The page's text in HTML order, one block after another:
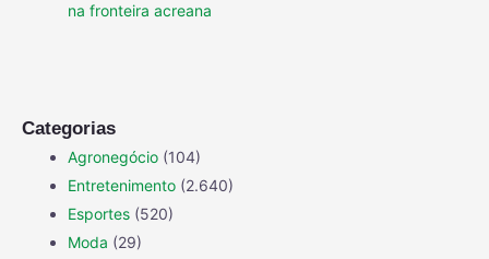
na fronteira acreana
Categorias
Agronegócio (104)
Entretenimento (2.640)
Esportes (520)
Moda (29)